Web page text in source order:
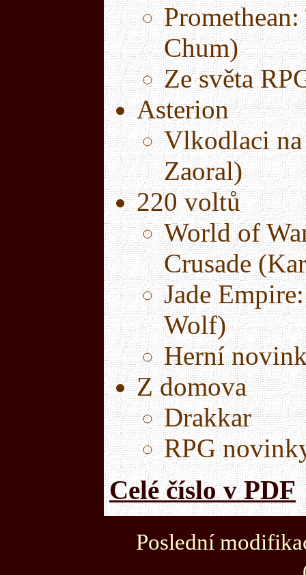
Chum)
Ze světa
Asterion
Vlkodlaci
Zaoral)
220 voltů
World of
Crusade
Jade
Wolf)
Herní
Z domova
Drakkar
RPG
Celé číslo v PDF
Poslední